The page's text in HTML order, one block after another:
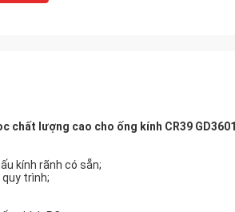
chất lượng cao cho ống kính CR39 GD3601
kính rãnh có sẵn;
quy trình;